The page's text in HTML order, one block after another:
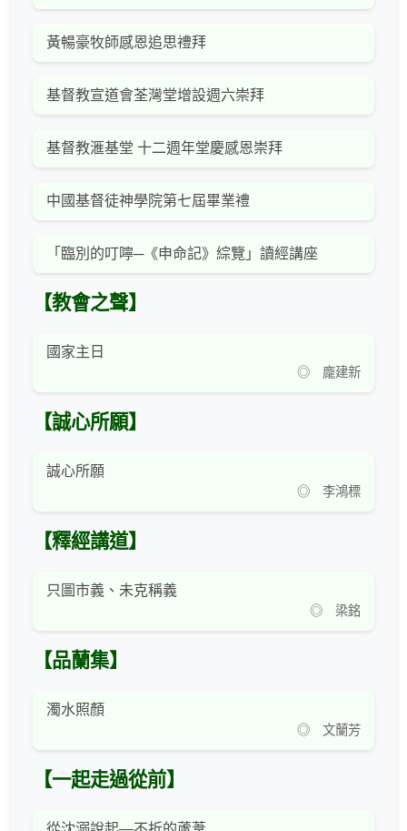
黃暢豪牧師感恩追思禮拜
基督教宣道會荃灣堂增設週六崇拜
基督教滙基堂 十二週年堂慶感恩崇拜
中國基督徒神學院第七屆畢業禮
「臨別的叮嚀─《申命記》綜覽」讀經講座
【教會之聲】
國家主日
◎ 龐建新
【誠心所願】
誠心所願
◎ 李鴻標
【釋經講道】
只圖市義、未克稱義
◎ 梁銘
【品蘭集】
濁水照顏
◎ 文蘭芳
【一起走過從前】